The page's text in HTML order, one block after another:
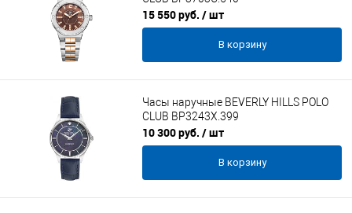
15 550 руб. / шт
В корзину
Часы наручные BEVERLY HILLS POLO
CLUB BP3243X.399
10 300 руб. / шт
В корзину